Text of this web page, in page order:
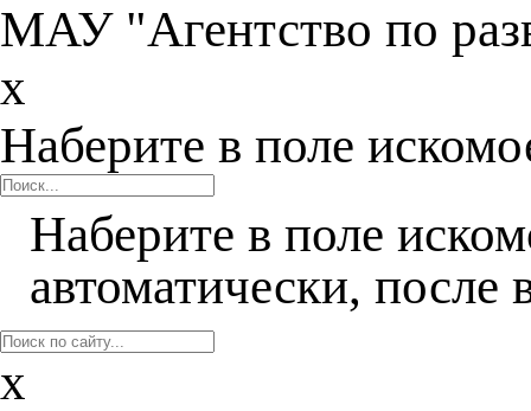
МАУ "Агентство по
x
Наберите в поле
Наберите в поле
автоматически, после
x